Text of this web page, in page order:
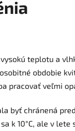
teplotu a
obdobie
pracovať veľmi
byť chránená
10°C, ale v lete